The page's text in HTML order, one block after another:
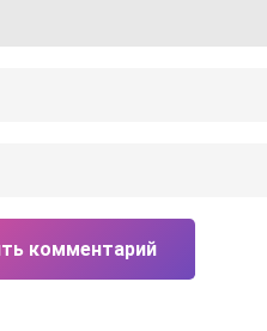
комментарий